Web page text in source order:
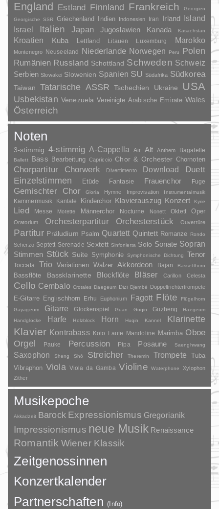
England Estland Finnland Frankreich
Georgien
Georgische SSR
Griechenland Indien Indonesien Iran Irland
Island
Israel
Italien Japan Jugoslawien Kanada Kasachstan
Kroatien Kuba Lettland Litauen Luxemburg Marokko
Montenegro Neuseeland Niederlande Norwegen Peru
Polen
Rumänien Russland Schottland Schweden Schweiz
Serbien Slowakei Slowenien Spanien SU Südafrika Südkorea
Taiwan Tatarische ASSR Tschechien Ukraine USA
Usbekistan Venezuela Vereinigte Arabische Emirate Wales
Österreich
Noten
3-stimmig 4-stimmig A-Cappella Air Alt Anthem Bagatelle
Ballett Bass Bearbeitung Capriccio Chor & Orchester Chornoten
Chorpartitur Chorwerk Divertimento Download
Duett
Einzelstimmen
Etüde Fantasie Frauenchor Fuge
Gemischter Chor Gloria Hymne Improvisation Instrumentalmusik
Kammermusik Kantate Kinderchor Klavierauszug Konzert Kyrie
Lied Messe Motette Männerchor Nocturne Nonett Oktett Oper
Oratorium Orchesterpartitur Orchesterstück Ouvertüre
Partitur Präludium Psalm Quartett Quintett Romanze Rondo
Scherzo Septett Serenade Sextett Sinfonietta Solo Sonate Sopran
Stimmen Stück Suite Symphonie Symphonische Dichtung Tenor
Toccata Trio Variationen Walzer Akkordeon Bajan Bassetthorn
Bassflöte Bassklarinette Blockflöte Bläser Carillon Celesta
Cello Cembalo Crotales Daegeum Dizi Djembé Doppeltrichtertrompete
E-Gitarre Englischhorn Erhu Euphonium Fagott Flöte
Flügelhorn
Gayageum
Gitarre Glockenspiel Guan Guqin Guzheng
Haegeum
Handglocke
Harfe Holzblock Horn Huqin Kannel Klarinette
Klavier Kontrabass Koto Laute Mandoline Marimba Oboe
Orgel Pauke Percussion Pipa Posaune Saenghwang
Saxophon Sheng Shō Streicher Theremin Trompete
Tuba
Vibraphon Viola Viola da Gamba Violine Waterphone
Xylophon
Zither
Musikepoche
Akkadzeit Barock Expressionismus Gregorianik
Impressionismus neue Musik Renaissance
Romantik Wiener Klassik
Zeitgenossinnen
Konzertkalender
Partnerschaften(Info)